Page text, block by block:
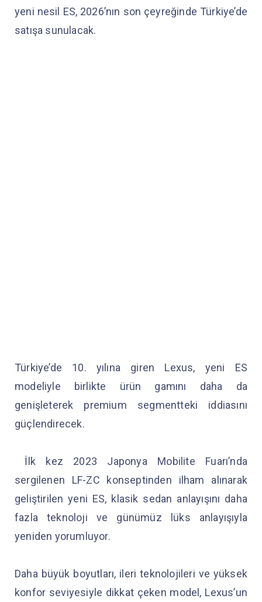
yeni nesil ES, 2026’nın son çeyreğinde Türkiye’de
satışa sunulacak.
Türkiye’de 10. yılına giren Lexus, yeni ES
modeliyle birlikte ürün gamını daha da
genişleterek premium segmentteki iddiasını
güçlendirecek.
İlk kez 2023 Japonya Mobilite Fuarı’nda
sergilenen LF-ZC konseptinden ilham alınarak
geliştirilen yeni ES, klasik sedan anlayışını daha
fazla teknoloji ve günümüz lüks anlayışıyla
yeniden yorumluyor.
Daha büyük boyutları, ileri teknolojileri ve yüksek
konfor seviyesiyle dikkat çeken model, Lexus’un